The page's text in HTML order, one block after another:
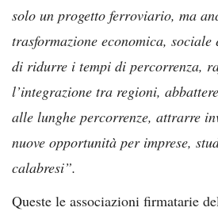
solo un progetto ferroviario, ma
trasformazione economica,
di ridurre i tempi di percorrenza,
l’integrazione tra regioni,
alle lunghe percorrenze, attrarre
nuove opportunità per imprese,
calabresi”.
Queste le associazioni firmatarie